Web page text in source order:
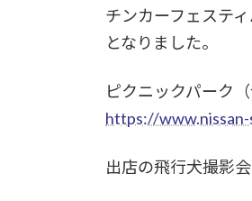
チンカーフェステ
となりました。
ピクニックパーク
https://
出店の飛行犬撮影